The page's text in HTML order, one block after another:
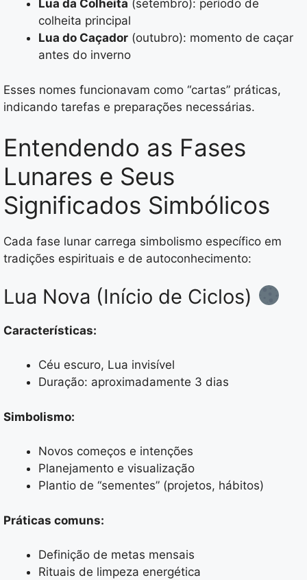
Lua da Colheita (setembro): período de
colheita principal
Lua do Caçador (outubro): momento de caçar
antes do inverno
Esses nomes funcionavam como “cartas” práticas,
indicando tarefas e preparações necessárias.
Entendendo as Fases
Lunares e Seus
Significados Simbólicos
Cada fase lunar carrega simbolismo específico em
tradições espirituais e de autoconhecimento:
Lua Nova (Início de Ciclos)
Características:
Céu escuro, Lua invisível
Duração: aproximadamente 3 dias
Simbolismo:
Novos começos e intenções
Planejamento e visualização
Plantio de “sementes” (projetos, hábitos)
Práticas comuns:
Definição de metas mensais
Rituais de limpeza energética